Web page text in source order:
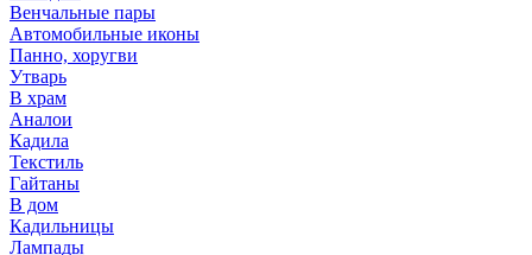
Венчальные пары
Автомобильные иконы
Панно, хоругви
Утварь
В храм
Аналои
Кадила
Текстиль
Гайтаны
В дом
Кадильницы
Лампады